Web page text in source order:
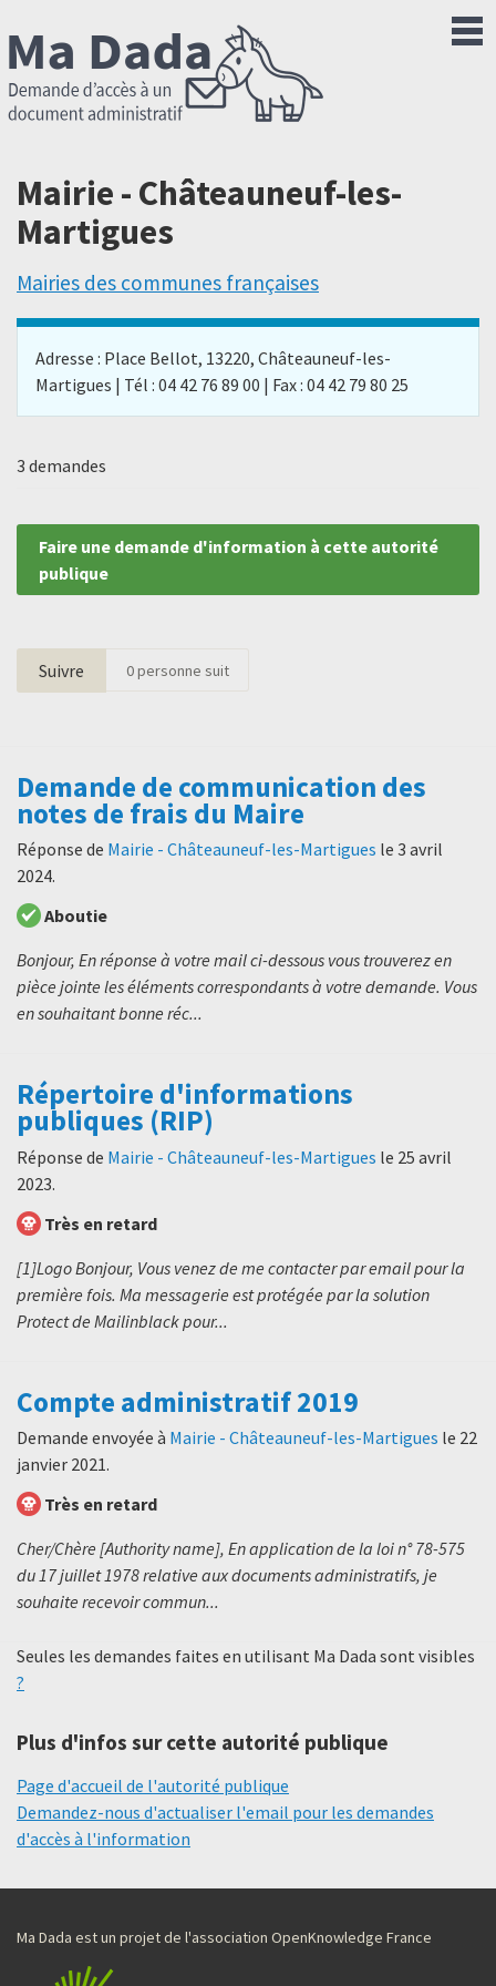
Mairie - Châteauneuf-les-
Martigues
Mairies des communes françaises
Adresse : Place Bellot, 13220, Châteauneuf-les-
Martigues | Tél : 04 42 76 89 00 | Fax : 04 42 79 80 25
3 demandes
Faire une demande d'information à cette autorité
publique
Suivre 0personne suit
Demande de communication des
notes de frais du Maire
Réponse de Mairie - Châteauneuf-les-Martigues le 3 avril
2024.
Aboutie
Bonjour, En réponse à votre mail ci-dessous vous trouverez en
pièce jointe les éléments correspondants à votre demande. Vous
en souhaitant bonne réc...
Répertoire d'informations
publiques (RIP)
Réponse de Mairie - Châteauneuf-les-Martigues le 25 avril
2023.
Très en retard
[1]Logo Bonjour, Vous venez de me contacter par email pour la
première fois. Ma messagerie est protégée par la solution
Protect de Mailinblack pour...
Compte administratif 2019
Demande envoyée à Mairie - Châteauneuf-les-Martigues le 22
janvier 2021.
Très en retard
Cher/Chère [Authority name], En application de la loi n° 78-575
du 17 juillet 1978 relative aux documents administratifs, je
souhaite recevoir commun...
Seules les demandes faites en utilisant Ma Dada sont visibles
?
Plus d'infos sur cette autorité publique
Page d'accueil de l'autorité publique
Demandez-nous d'actualiser l'email pour les demandes
d'accès à l'information
Ma Dada est un projet de l'association OpenKnowledge France